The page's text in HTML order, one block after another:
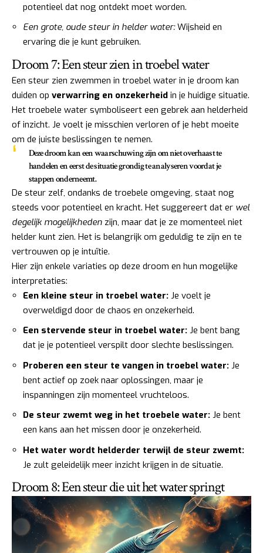
potentieel dat nog ontdekt moet worden.
Een grote, oude steur in helder water:Wijsheid en
ervaring die je kunt gebruiken.
Droom 7: Een steur zien in troebel water
Een steur zien zwemmen in troebel water in je droom kan
duiden op verwarring en onzekerheid in je huidige situatie.
Het troebele water symboliseert een gebrek aan helderheid
of inzicht. Je voelt je misschien verloren of je hebt moeite
om de juiste beslissingen te nemen.
Deze droom kan een waarschuwing zijn om niet overhaast te
handelen en eerst de situatie grondig te analyseren voordat je
stappen onderneemt.
De steur zelf, ondanks de troebele omgeving, staat nog
steeds voor potentieel en kracht. Het suggereert dat er wel
degelijk mogelijkheden zijn, maar dat je ze momenteel niet
helder kunt zien. Het is belangrijk om geduldig te zijn en te
vertrouwen op je intuïtie.
Hier zijn enkele variaties op deze droom en hun mogelijke
interpretaties:
Een kleine steur in troebel water: Je voelt je
overweldigd door de chaos en onzekerheid.
Een stervende steur in troebel water: Je bent bang
dat je je potentieel verspilt door slechte beslissingen.
Proberen een steur te vangen in troebel water: Je
bent actief op zoek naar oplossingen, maar je
inspanningen zijn momenteel vruchteloos.
De steur zwemt weg in het troebele water: Je bent
een kans aan het missen door je onzekerheid.
Het water wordt helderder terwijl de steur zwemt:
Je zult geleidelijk meer inzicht krijgen in de situatie.
Droom 8: Een steur die uit het water springt